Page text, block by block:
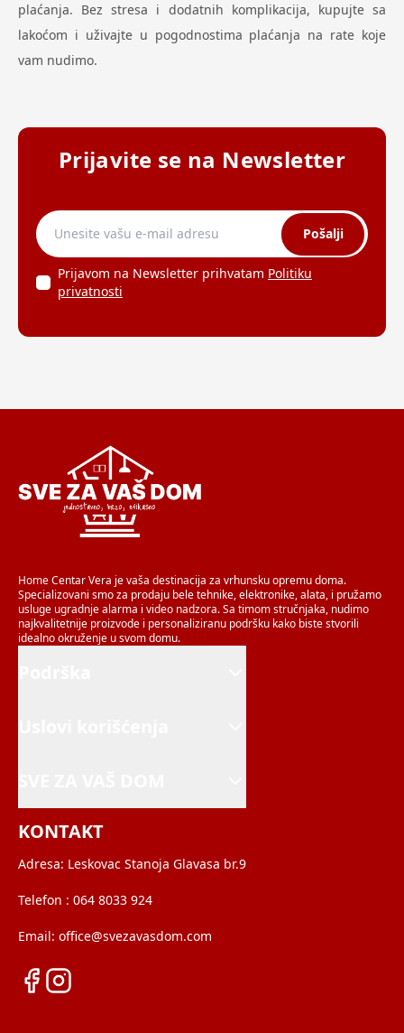
plaćanja. Bez stresa i dodatnih komplikacija, kupujte sa
lakoćom i uživajte u pogodnostima plaćanja na rate koje
vam nudimo.
Prijavite se na Newsletter
Pošalji
Prijavom na Newsletter prihvatam Politiku
privatnosti
Home Centar Vera je vaša destinacija za vrhunsku opremu doma.
Specializovani smo za prodaju bele tehnike, elektronike, alata, i pružamo
usluge ugradnje alarma i video nadzora. Sa timom stručnjaka, nudimo
najkvalitetnije proizvode i personaliziranu podršku kako biste stvorili
idealno okruženje u svom domu.
KONTAKT
Adresa: Leskovac Stanoja Glavasa br.9
Telefon : 064 8033 924
Email: office@svezavasdom.com